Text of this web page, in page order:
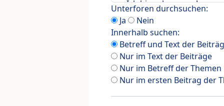
Unterforen durchsuchen:
Ja
Nein
Innerhalb suchen:
Betreff und Text der
Nur im Text der Beiträge
Nur im Betreff der Themen
Nur im ersten Beitrag der